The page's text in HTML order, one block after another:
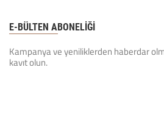
E-BÜLTEN ABONELİĞİ
Kampanya ve yeniliklerden haberdar
kayıt olun.